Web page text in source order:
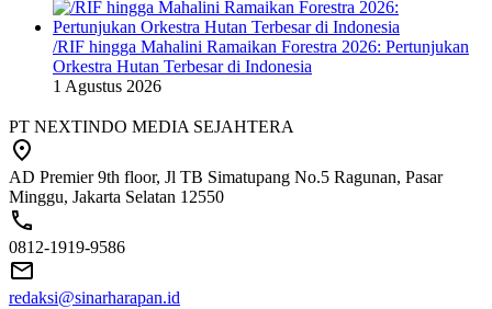
/RIF hingga Mahalini Ramaikan Forestra 2026: Pertunjukan
Orkestra Hutan Terbesar di Indonesia
1 Agustus 2026
PT NEXTINDO MEDIA SEJAHTERA
AD Premier 9th floor, Jl TB Simatupang No.5 Ragunan, Pasar
Minggu, Jakarta Selatan 12550
0812-1919-9586
redaksi@sinarharapan.id